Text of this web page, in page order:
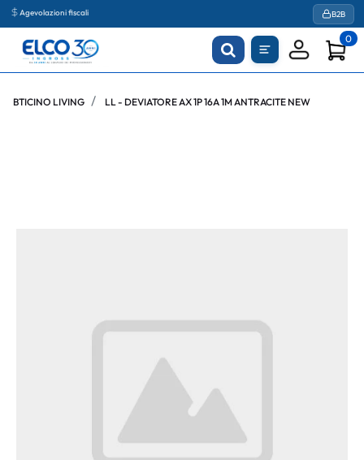
Agevolazioni fiscali B2B
0
BTICINO LIVING LL - DEVIATORE AX 1P 16A 1M ANTRACITE NEW